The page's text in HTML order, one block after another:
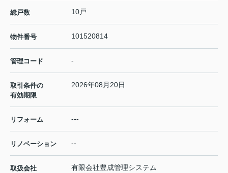
総戸数 10戸
物件番号 101520814
管理コード -
取引条件の
有効期限
2026年08月20日
リフォーム ---
リノベーション --
取扱会社
有限会社豊成管理システム